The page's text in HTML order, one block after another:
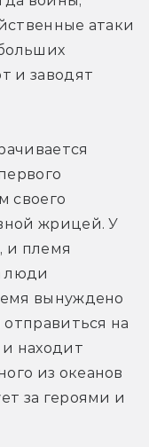
атаки
и заводят
своего
жрицей. У
и племя
люди
вынуждено
на
находит
из океанов
за героями и